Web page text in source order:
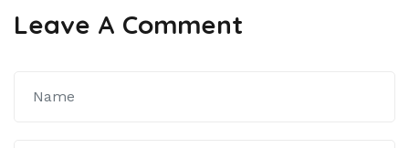
Leave A Comment